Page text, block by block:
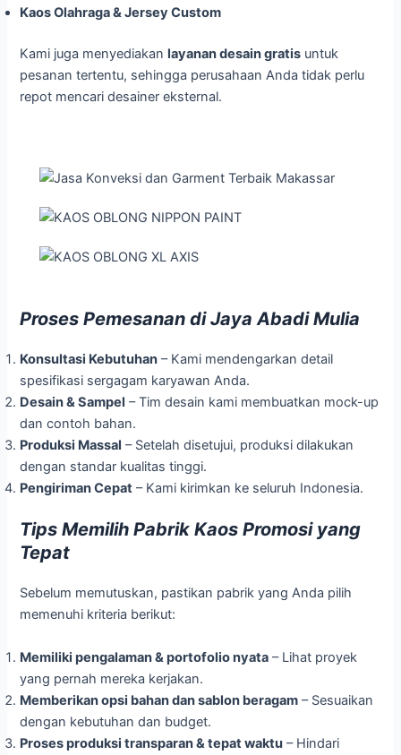
Kaos Olahraga & Jersey Custom
Kami juga menyediakanlayanan desain gratis untuk
pesanan tertentu, sehingga perusahaan Anda tidak perlu
repot mencari desainer eksternal.
Proses Pemesanan di Jaya Abadi Mulia
Konsultasi Kebutuhan – Kami mendengarkan detail
spesifikasi sergagam karyawan Anda.
Desain & Sampel – Tim desain kami membuatkan mock-up
dan contoh bahan.
Produksi Massal – Setelah disetujui, produksi dilakukan
dengan standar kualitas tinggi.
Pengiriman Cepat – Kami kirimkan ke seluruh Indonesia.
Tips Memilih Pabrik Kaos Promosi yang
Tepat
Sebelum memutuskan, pastikan pabrik yang Anda pilih
memenuhi kriteria berikut:
Memiliki pengalaman & portofolio nyata – Lihat proyek
yang pernah mereka kerjakan.
Memberikan opsi bahan dan sablon beragam – Sesuaikan
dengan kebutuhan dan budget.
Proses produksi transparan & tepat waktu – Hindari